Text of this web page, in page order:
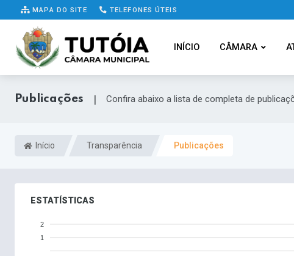
MAPA DO SITE TELEFONES ÚTEIS
INÍCIO CÂMARA
Publicações | Confira abaixo a lista de completa de
Início Transparência Publicações
ESTATÍSTICAS
2
1